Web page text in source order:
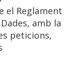
el Reglament
amb la
peticions,